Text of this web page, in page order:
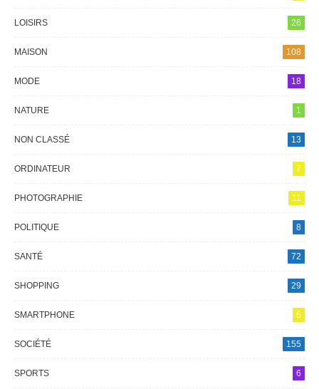
LOISIRS 26
MAISON 108
MODE 18
NATURE 1
NON CLASSÉ 13
ORDINATEUR 7
PHOTOGRAPHIE 11
POLITIQUE 8
SANTÉ 72
SHOPPING 29
SMARTPHONE 6
SOCIÉTÉ 155
SPORTS 6